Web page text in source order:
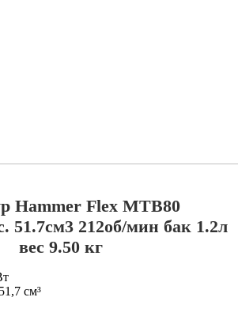
Hammer Flex MTB80
51.7см3 212об/мин бак 1.2л
вес 9.50 кг
см³